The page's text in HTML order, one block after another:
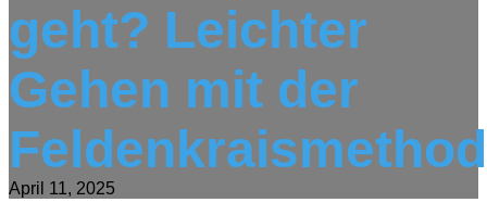
geht? Leichter
Gehen mit der
April 11, 2025